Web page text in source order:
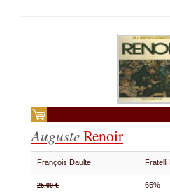
AugusteRenoir
François Daulte Fratelli
25.00 € 65%